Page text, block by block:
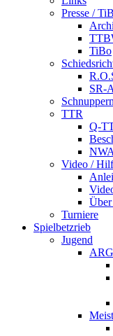
Presse /
TiBo
SR-
TTR
Q-
Video /
Über
Turniere
Spielbetzrieb
Jugend